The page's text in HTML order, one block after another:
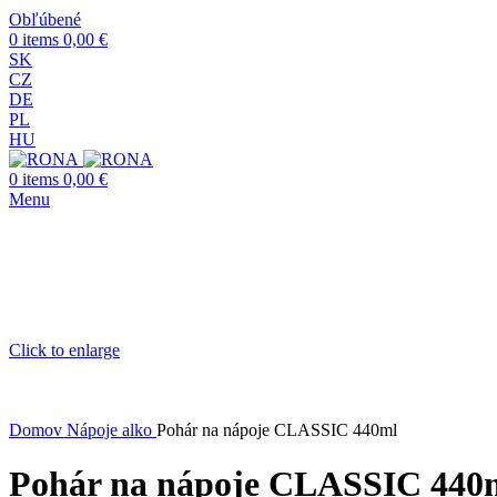
Obľúbené
0 items 0,00 €
SK
CZ
DE
PL
HU
0 items 0,00 €
Menu
Click to enlarge
Domov Nápoje alko Pohár na nápoje CLASSIC 440ml
Pohár na nápoje CLASSIC